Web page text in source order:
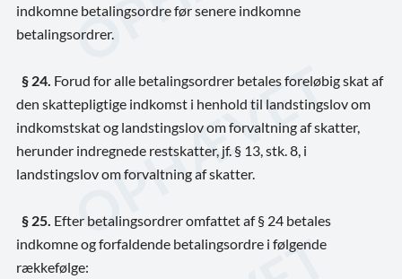
indkomne betalingsordre før senere indkomne
betalingsordrer.
§ 24. Forud for alle betalingsordrer betales foreløbig skat af
den skattepligtige indkomst i henhold til landstingslov om
indkomstskat og landstingslov om forvaltning af skatter,
herunder indregnede restskatter, jf. § 13, stk. 8, i
landstingslov om forvaltning af skatter.
§ 25. Efter betalingsordrer omfattet af § 24 betales
indkomne og forfaldende betalingsordre i følgende
rækkefølge: